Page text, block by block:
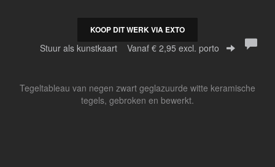
KOOP DIT WERK VIA EXTO
Stuur als kunstkaart Vanaf € 2,95 excl. porto
Tegeltableau van negen zwart geglazuurde witte keramische
tegels, gebroken en bewerkt.